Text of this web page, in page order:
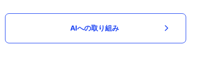
AIへの取り組み